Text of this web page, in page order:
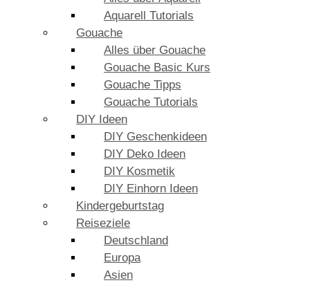
Aquarell Tutorials
Gouache
Alles über Gouache
Gouache Basic Kurs
Gouache Tipps
Gouache Tutorials
DIY Ideen
DIY Geschenkideen
DIY Deko Ideen
DIY Kosmetik
DIY Einhorn Ideen
Kindergeburtstag
Reiseziele
Deutschland
Europa
Asien